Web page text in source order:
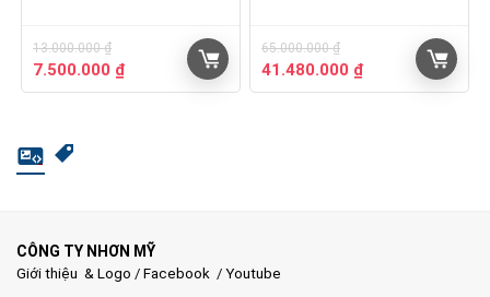
13.000.000₫
Giá
gốc
7.500.000 ₫Giá
hiện
65.000.000₫
Giá
gốc
41.480.000 ₫Giá
hiện
CÔNG TY NHƠN MỸ
Giới thiệu & Logo / Facebook / Youtube